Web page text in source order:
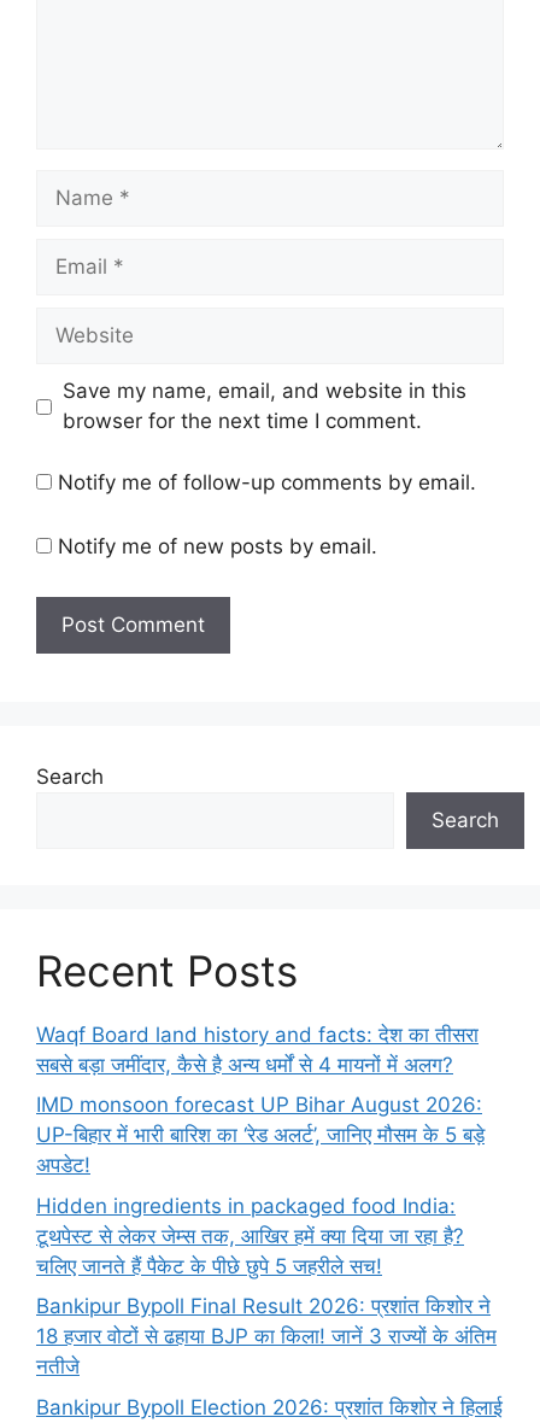
Name
Email
Website
Save my name, email, and website in this
browser for the next time I comment.
Notify me of follow-up comments by email.
Notify me of new posts by email.
Search
Search
Recent Posts
Waqf Board land history and facts: देश का तीसरा
सबसे बड़ा जमींदार, कैसे है अन्य धर्मों से 4 मायनों में अलग?
IMD monsoon forecast UP Bihar August 2026:
UP-बिहार में भारी बारिश का ‘रेड अलर्ट’, जानिए मौसम के 5 बड़े
अपडेट!
Hidden ingredients in packaged food India:
टूथपेस्ट से लेकर जेम्स तक, आखिर हमें क्या दिया जा रहा है?
चलिए जानते हैं पैकेट के पीछे छुपे 5 जहरीले सच!
Bankipur Bypoll Final Result 2026: प्रशांत किशोर ने
18 हजार वोटों से ढहाया BJP का किला! जानें 3 राज्यों के अंतिम
नतीजे
Bankipur Bypoll Election 2026: प्रशांत किशोर ने हिलाई